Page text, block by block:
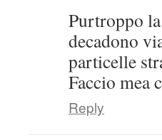
Purtroppo
decadono
particelle
Faccio mea
Reply